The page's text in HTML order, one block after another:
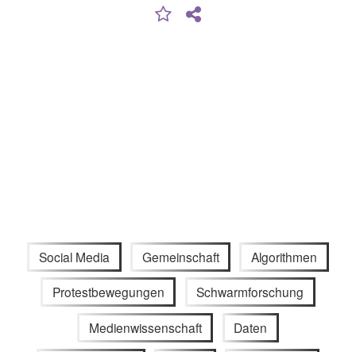
Social Media Gemeinschaft Algorithmen
Protestbewegungen Schwarmforschung
Medienwissenschaft Daten